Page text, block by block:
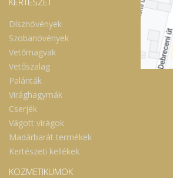
Dísznövények
Szobanövények
Vetőmagvak
Vetőszalag
Palánták
Virághagymák
Cserjék
Vágott virágok
Madárbarát termékek
Kertészeti kellékek
KOZMETIKUMOK